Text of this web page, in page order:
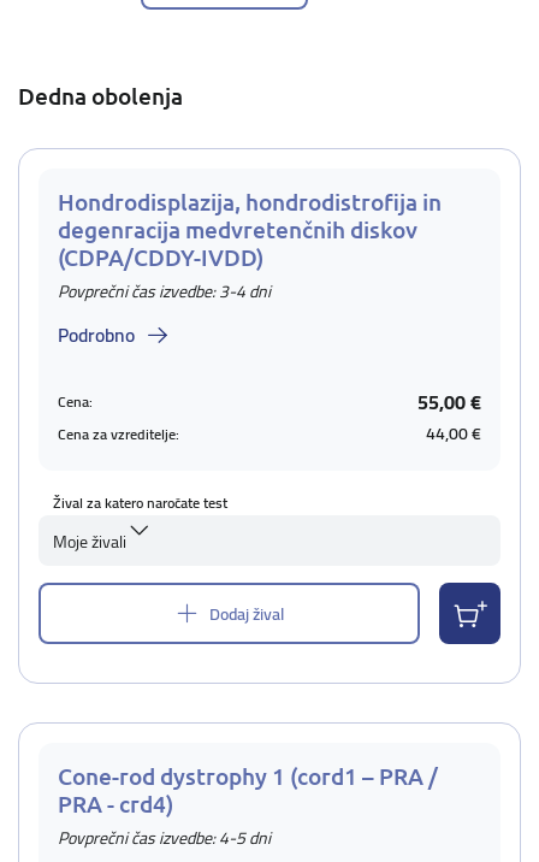
Dedna obolenja
Hondrodisplazija, hondrodistrofija in
degenracija medvretenčnih diskov
(CDPA/CDDY-IVDD)
Povprečni čas izvedbe: 3-4 dni
Podrobno
Cena: 55,00 €
Cena za vzreditelje: 44,00 €
Žival za katero naročate test
Moje živali
Dodaj žival
Cone-rod dystrophy 1 (cord1 – PRA /
PRA - crd4)
Povprečni čas izvedbe: 4-5 dni